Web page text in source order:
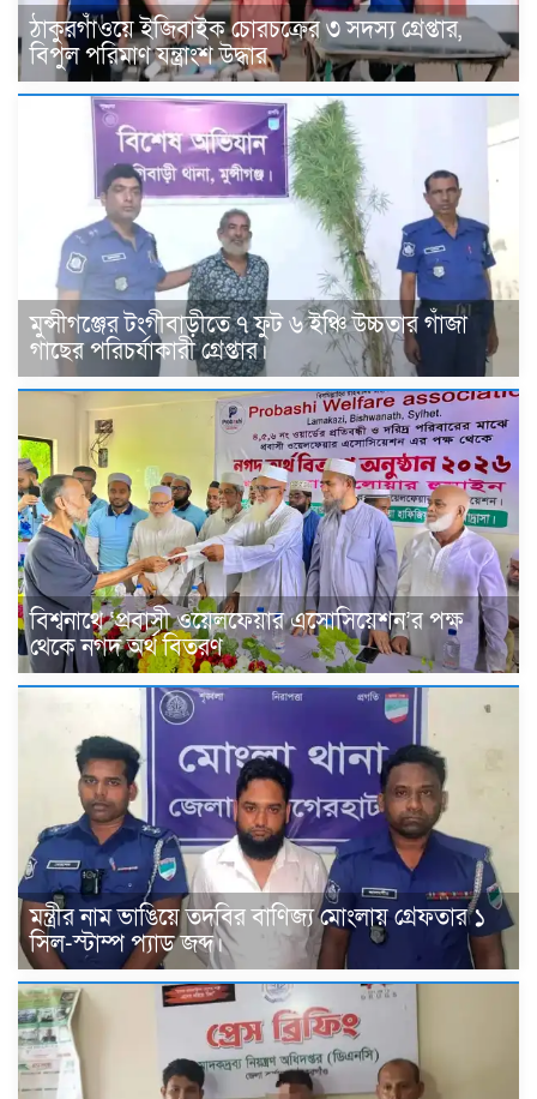
ঠাকুরগাঁওয়ে ইজিবাইক চোরচক্রের ৩ সদস্য গ্রেপ্তার,
বিপুল পরিমাণ যন্ত্রাংশ উদ্ধার ‎
মুন্সীগঞ্জের টংগীবাড়ীতে ৭ ফুট ৬ ইঞ্চি উচ্চতার গাঁজা
গাছের পরিচর্যাকারী গ্রেপ্তার।
বিশ্বনাথে ‘প্রবাসী ওয়েলফেয়ার এসোসিয়েশন’র পক্ষ
থেকে নগদ অর্থ বিতরণ
মন্ত্রীর নাম ভাঙিয়ে তদবির বাণিজ্য মোংলায় গ্রেফতার ১
সিল-স্টাম্প প্যাড জব্দ।